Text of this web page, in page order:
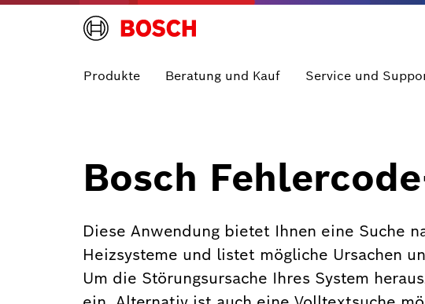
Produkte Beratung und Kauf Service und
Bosch
Diese Anwendung bietet Ihnen eine Suche
Heizsysteme und listet mögliche Ursachen
Um die Störungsursache Ihres System